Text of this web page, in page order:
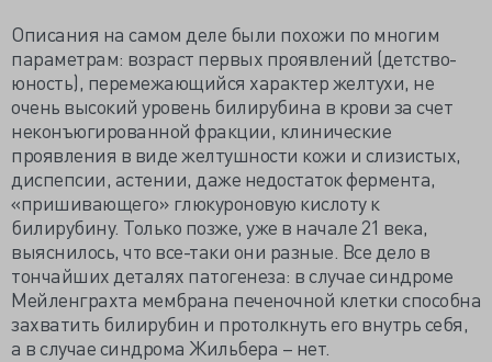
Описания на самом деле были похожи по многим
параметрам: возраст первых проявлений (детство-
юность), перемежающийся характер желтухи, не
очень высокий уровень билирубина в крови за счет
неконъюгированной фракции, клинические
проявления в виде желтушности кожи и слизистых,
диспепсии, астении, даже недостаток фермента,
«пришивающего» глюкуроновую кислоту к
билирубину. Только позже, уже в начале 21 века,
выяснилось, что все-таки они разные. Все дело в
тончайших деталях патогенеза: в случае синдроме
Мейленграхта мембрана печеночной клетки способна
захватить билирубин и протолкнуть его внутрь себя,
а в случае синдрома Жильбера – нет.